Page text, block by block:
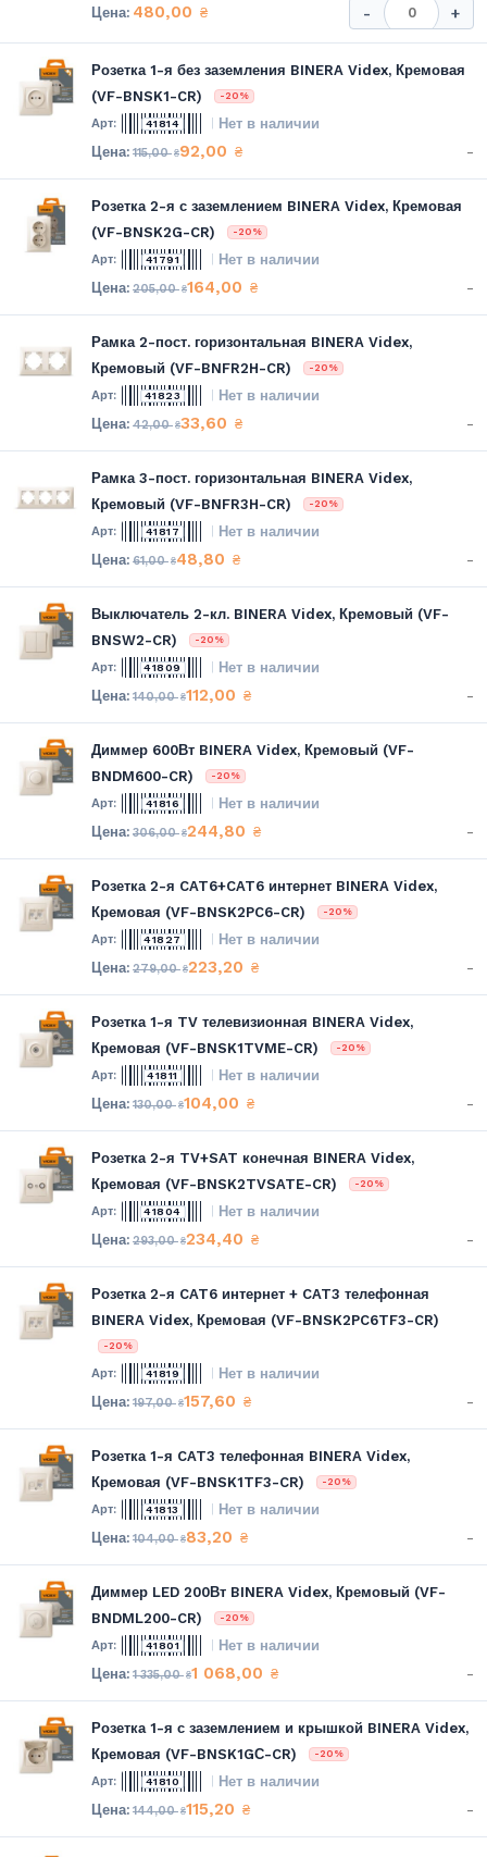
480,00 ₴ - +
Розетка 1-я без заземления BINERA Videx, Кремовая
(VF-BNSK1-CR)
-20%
41814 Нет в наличии
115,00₴92,00 ₴ -
Розетка 2-я с заземлением BINERA Videx, Кремовая
(VF-BNSK2G-CR)
-20%
41791 Нет в наличии
205,00₴164,00 ₴ -
Рамка 2-пост. горизонтальная BINERA Videx,
Кремовый (VF-BNFR2H-CR)
-20%
41823 Нет в наличии
42,00₴33,60 ₴ -
Рамка 3-пост. горизонтальная BINERA Videx,
Кремовый (VF-BNFR3H-CR)
-20%
41817 Нет в наличии
61,00₴48,80 ₴ -
Выключатель 2-кл. BINERA Videx, Кремовый (VF-
BNSW2-CR)
-20%
41809 Нет в наличии
140,00₴112,00 ₴ -
Диммер 600Вт BINERA Videx, Кремовый (VF-
BNDM600-CR)
-20%
41816 Нет в наличии
306,00₴244,80 ₴ -
Розетка 2-я CAT6+CAT6 интернет BINERA Videx,
Кремовая (VF-BNSK2PC6-CR)
-20%
41827 Нет в наличии
279,00₴223,20 ₴ -
Розетка 1-я TV телевизионная BINERA Videx,
Кремовая (VF-BNSK1TVME-CR)
-20%
41811 Нет в наличии
130,00₴104,00 ₴ -
Розетка 2-я TV+SAT конечная BINERA Videx,
Кремовая (VF-BNSK2TVSATE-CR)
-20%
41804 Нет в наличии
293,00₴234,40 ₴ -
Розетка 2-я CAT6 интернет + CAT3 телефонная
BINERA Videx, Кремовая (VF-BNSK2PC6TF3-CR)
-20%
41819 Нет в наличии
197,00₴157,60 ₴ -
Розетка 1-я CAT3 телефонная BINERA Videx,
Кремовая (VF-BNSK1TF3-CR)
-20%
41813 Нет в наличии
104,00₴83,20 ₴ -
Диммер LED 200Вт BINERA Videx, Кремовый (VF-
BNDML200-CR)
-20%
41801 Нет в наличии
1 335,00₴1 068,00 ₴ -
Розетка 1-я с заземлением и крышкой BINERA Videx,
Кремовая (VF-BNSK1GС-CR)
-20%
41810 Нет в наличии
144,00₴115,20 ₴ -